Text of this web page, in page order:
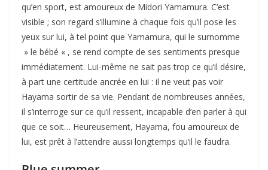
qu’en sport, est amoureux de Midori Yamamura. C’est
visible ; son regard s’illumine à chaque fois qu’il pose les
yeux sur lui, à tel point que Yamamura, qui le surnomme
» le bébé « , se rend compte de ses sentiments presque
immédiatement. Lui-même ne sait pas trop ce qu’il désire,
à part une certitude ancrée en lui : il ne veut pas voir
Hayama sortir de sa vie. Pendant de nombreuses années,
il s’interroge sur ce qu’il ressent, incapable d’en parler à qui
que ce soit… Heureusement, Hayama, fou amoureux de
lui, est prêt à l’attendre aussi longtemps qu’il le faudra.